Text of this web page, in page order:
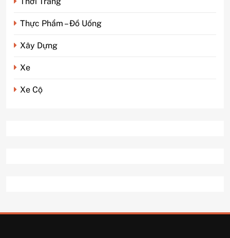
Thực Phẩm – Đồ Uống
Xây Dựng
Xe
Xe Cộ
5
Quốc không qua trung gian.